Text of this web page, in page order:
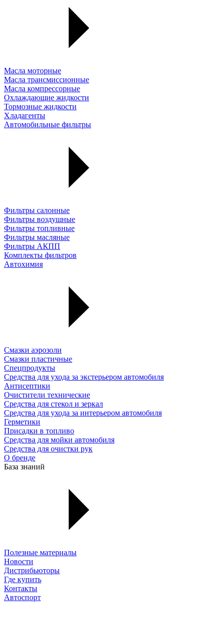
Масла моторные
Масла трансмиссионные
Масла компрессорные
Охлаждающие жидкости
Тормозные жидкости
Хладагенты
Автомобильные фильтры
Фильтры салонные
Фильтры воздушные
Фильтры топливные
Фильтры масляные
Фильтры АКПП
Комплекты фильтров
Автохимия
Смазки аэрозоли
Смазки пластичные
Спецпродукты
Средства для ухода за экстерьером автомобиля
Антисептики
Очистители технические
Средства для стекол и зеркал
Средства для ухода за интерьером автомобиля
Герметики
Присадки в топливо
Средства для мойки автомобиля
Средства для очистки рук
О бренде
База знаний
Полезные материалы
Новости
Дистрибьюторы
Где купить
Контакты
Автоспорт